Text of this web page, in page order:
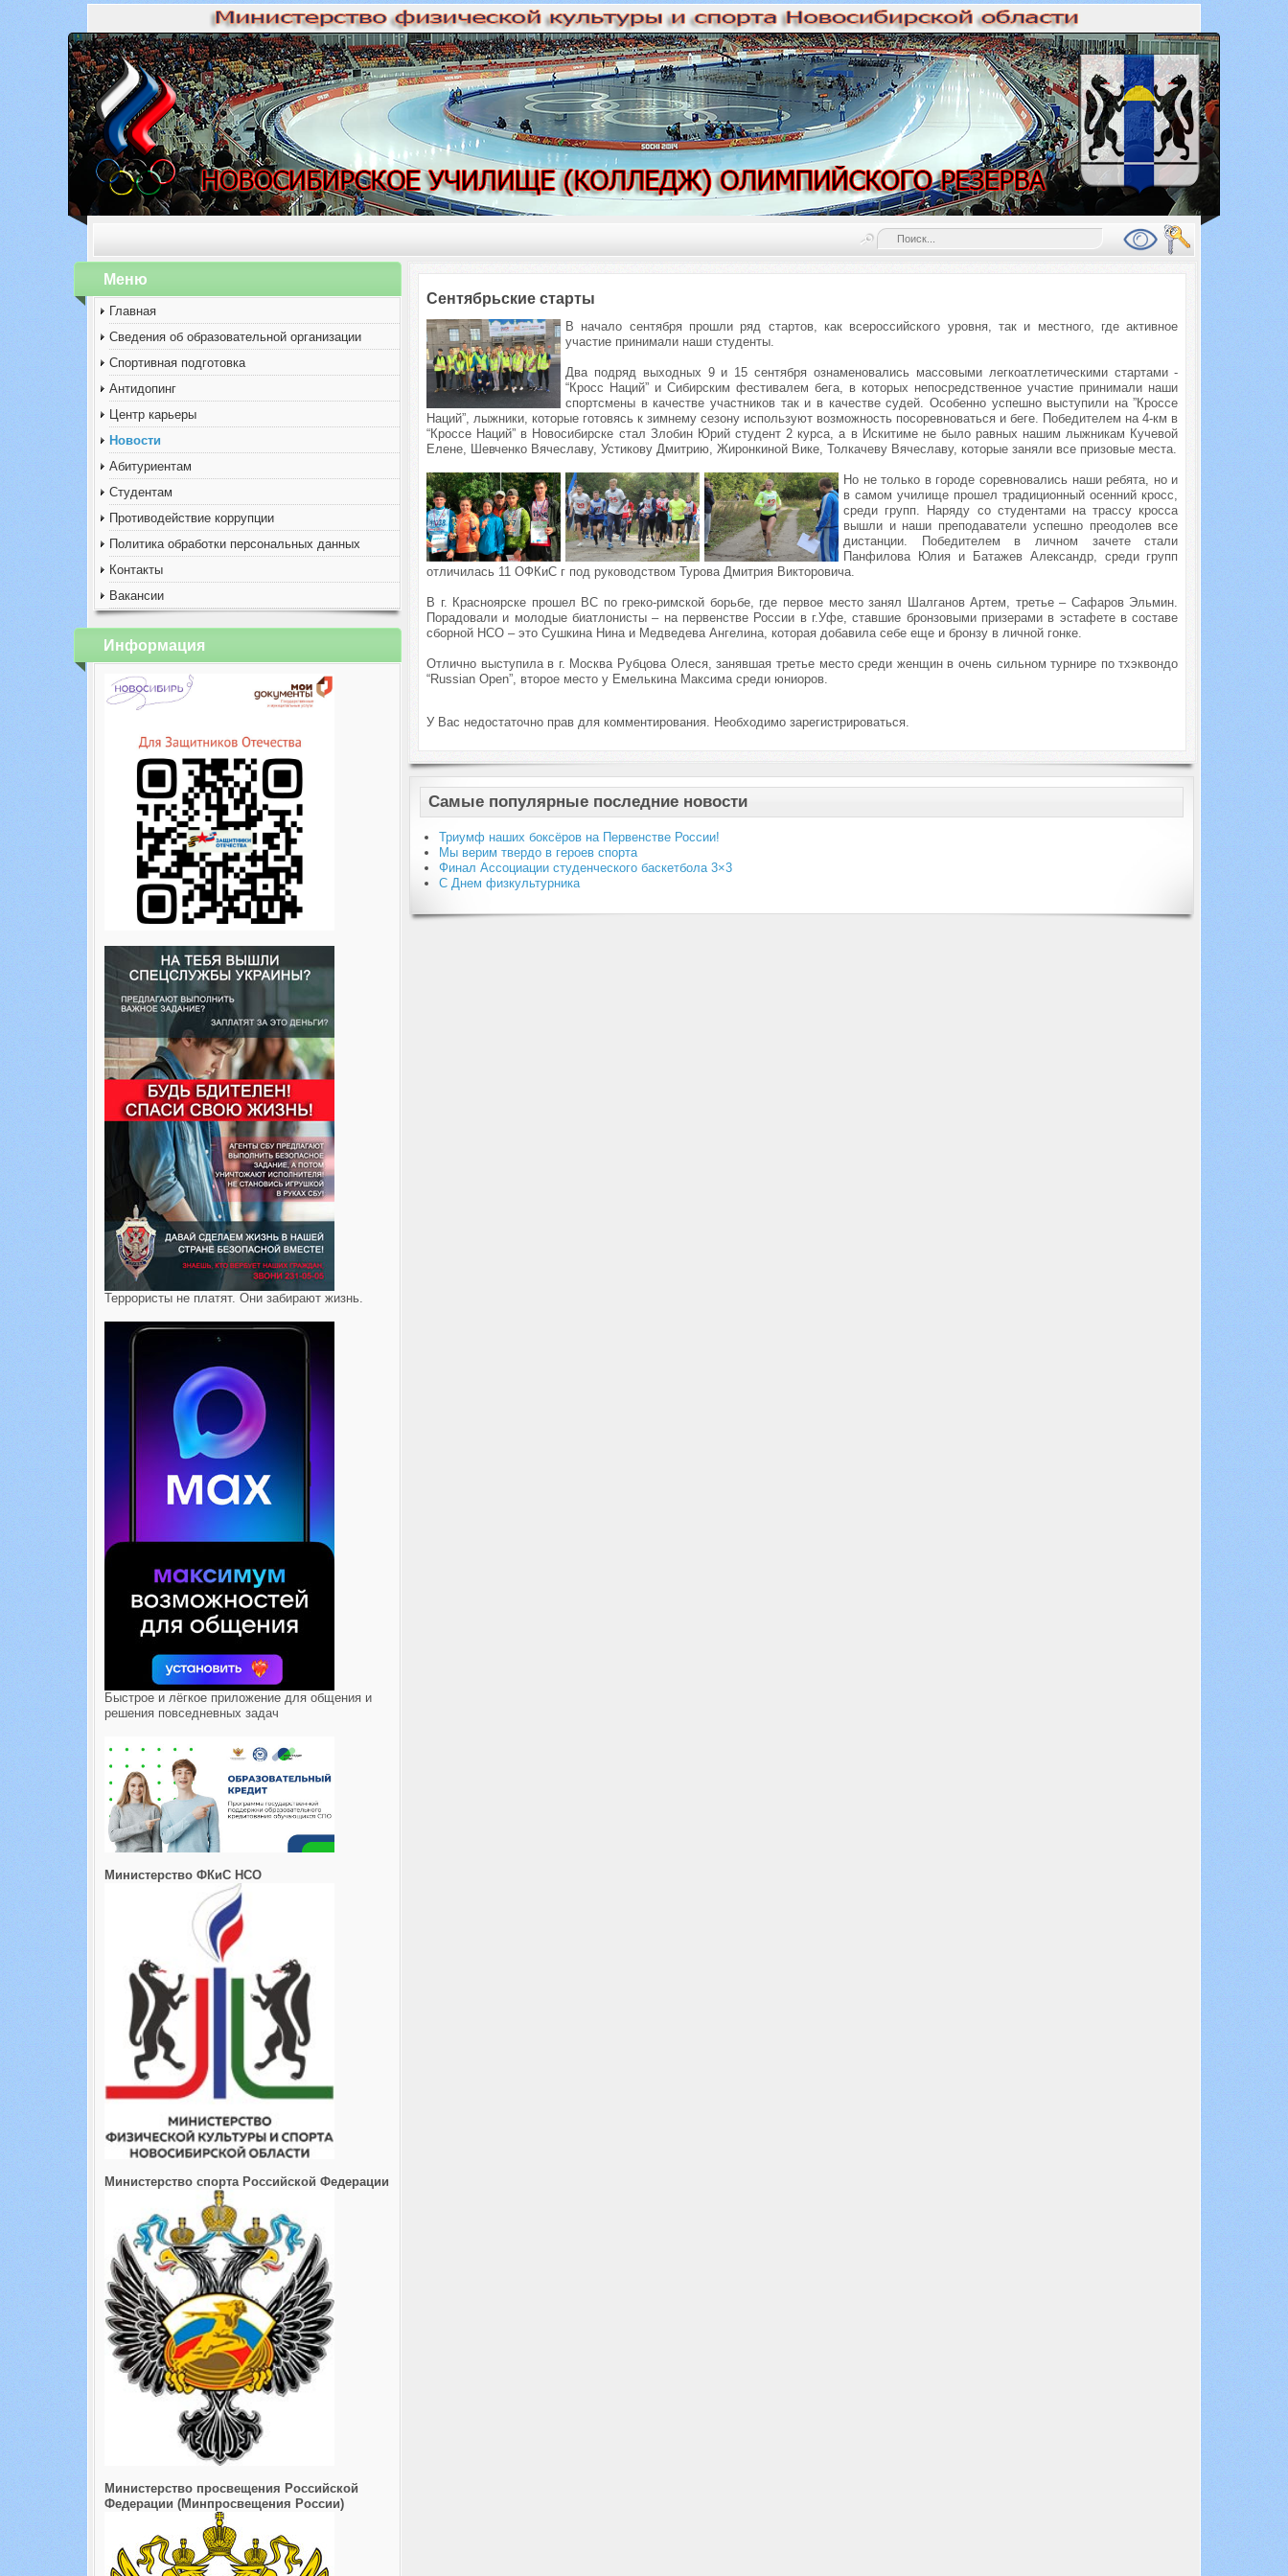
Меню
Главная
Сведения об образовательной организации
Спортивная подготовка
Антидопинг
Центр карьеры
Новости
Абитуриентам
Студентам
Противодействие коррупции
Политика обработки персональных данных
Контакты
Вакансии
Информация
Террористы не платят. Они забирают жизнь.
Быстрое и лёгкое приложение для общения и
решения повседневных задач
Министерство ФКиС НСО
Министерство спорта Российской Федерации
Министерство просвещения Российской
Федерации (Минпросвещения России)
Сентябрьские старты
В начало сентября прошли ряд стартов, как всероссийского уровня, так и местного, где активное
участие принимали наши студенты.
Два подряд выходных 9 и 15 сентября ознаменовались массовыми легкоатлетическими стартами -
“Кросс Наций” и Сибирским фестивалем бега, в которых непосредственное участие принимали наши
спортсмены в качестве участников так и в качестве судей. Особенно успешно выступили на ”Кроссе
Наций”, лыжники, которые готовясь к зимнему сезону используют возможность посоревноваться и беге. Победителем на 4-км в
“Кроссе Наций” в Новосибирске стал Злобин Юрий студент 2 курса, а в Искитиме не было равных нашим лыжникам Кучевой
Елене, Шевченко Вячеславу, Устикову Дмитрию, Жиронкиной Вике, Толкачеву Вячеславу, которые заняли все призовые места.
Но не только в городе соревновались наши ребята, но и
в самом училище прошел традиционный осенний кросс,
среди групп. Наряду со студентами на трассу кросса
вышли и наши преподаватели успешно преодолев все
дистанции. Победителем в личном зачете стали
Панфилова Юлия и Батажев Александр, среди групп
отличилась 11 ОФКиС г под руководством Турова Дмитрия Викторовича.
В г. Красноярске прошел ВС по греко-римской борьбе, где первое место занял Шалганов Артем, третье – Сафаров Эльмин.
Порадовали и молодые биатлонисты – на первенстве России в г.Уфе, ставшие бронзовыми призерами в эстафете в составе
сборной НСО – это Сушкина Нина и Медведева Ангелина, которая добавила себе еще и бронзу в личной гонке.
Отлично выступила в г. Москва Рубцова Олеся, занявшая третье место среди женщин в очень сильном турнире по тхэквондо
“Russian Open”, второе место у Емелькина Максима среди юниоров.
У Вас недостаточно прав для комментирования. Необходимо зарегистрироваться.
Самые популярные последние новости
Триумф наших боксёров на Первенстве России!
Мы верим твердо в героев спорта
Финал Ассоциации студенческого баскетбола 3×3
С Днем физкультурника